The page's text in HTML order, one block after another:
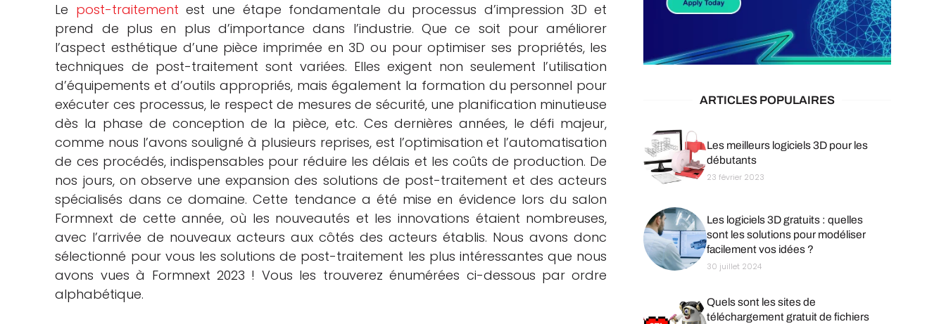
Le post-traitement est une étape fondamentale du processus d’impression 3D et
prend de plus en plus d’importance dans l’industrie. Que ce soit pour améliorer
l’aspect esthétique d’une pièce imprimée en 3D ou pour optimiser ses propriétés, les
techniques de post-traitement sont variées. Elles exigent non seulement l’utilisation
d’équipements et d’outils appropriés, mais également la formation du personnel pour
exécuter ces processus, le respect de mesures de sécurité, une planification minutieuse
dès la phase de conception de la pièce, etc. Ces dernières années, le défi majeur,
comme nous l’avons souligné à plusieurs reprises, est l’optimisation et l’automatisation
de ces procédés, indispensables pour réduire les délais et les coûts de production. De
nos jours, on observe une expansion des solutions de post-traitement et des acteurs
spécialisés dans ce domaine. Cette tendance a été mise en évidence lors du salon
Formnext de cette année, où les nouveautés et les innovations étaient nombreuses,
avec l’arrivée de nouveaux acteurs aux côtés des acteurs établis. Nous avons donc
sélectionné pour vous les solutions de post-traitement les plus intéressantes que nous
avons vues à Formnext 2023 ! Vous les trouverez énumérées ci-dessous par ordre
alphabétique.
ARTICLES POPULAIRES
Les meilleurs logiciels 3D pour les
débutants
23 février 2023
Les logiciels 3D gratuits : quelles
sont les solutions pour modéliser
facilement vos idées ?
30 juillet 2024
Quels sont les sites de
téléchargement gratuit de fichiers